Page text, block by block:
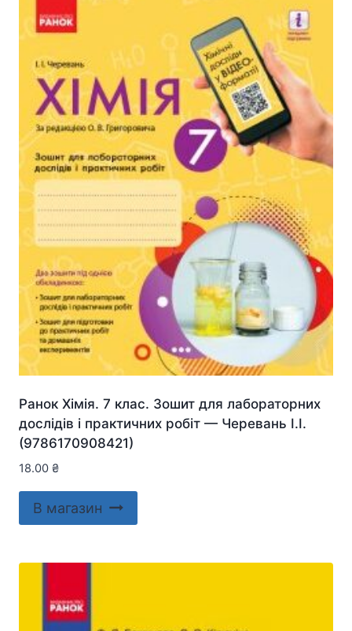
Ранок Хімія. 7 клас. Зошит для лабораторних
дослідів і практичних робіт — Черевань І.І.
(9786170908421)
18.00 ₴
В магазин